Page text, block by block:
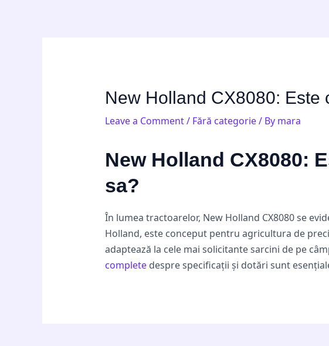
New Holland CX8080: Este
Leave a Comment/ Fără categorie/ By mara
New Holland CX8080:
sa?
În lumea tractoarelor, New Holland CX8080 se
Holland, este conceput pentru agricultura de
adaptează la cele mai solicitante sarcini de pe
completedespre specificații și dotări sunt